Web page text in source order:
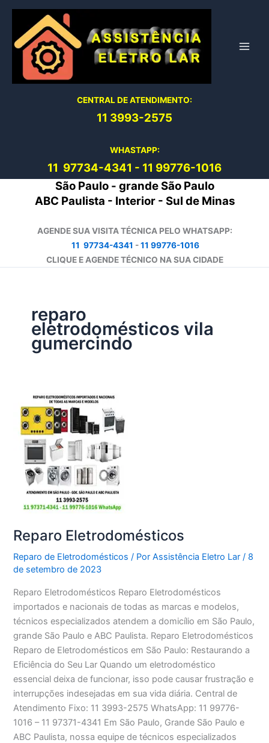
conteúdo
CENTRAL DE ATENDIMENTO:
11 3993-2575
WHASTAPP:
11 97734-4341 - 11 99776-1016
São Paulo - grande São Paulo
ABC Paulista - Interior - Sul de Minas
AGENDE SUA VISITA TÉCNICA PELO WHATSAPP:
11 97734-4341 -11 99776-1016
CLIQUE E AGENDE TÉCNICO NA SUA CIDADE
reparo
eletrodomésticos vila
gumercindo
Reparo Eletrodomésticos
Reparo de Eletrodomésticos / PorAssistência Eletro Lar/ 8
de setembro de 2023
Reparo Eletrodomésticos Reparo Eletrodomésticos
importados e nacionais de todas as marcas e modelos,
técnicos especializados atendem a domicílio em São Paulo,
grande São Paulo e ABC Paulista. Reparo Eletrodomésticos
Reparo de Eletrodomésticos em São Paulo: Restaurando a
Eficiência do Seu Lar Quando um eletrodoméstico
essencial deixa de funcionar, isso pode causar frustração e
interrupções indesejadas em sua vida diária. Central de
Atendimento Fixo: 11 3993-2575 WhatsApp: 11 99776-
1016 – 11 97371-4341 Em São Paulo, Grande São Paulo e
ABC Paulista, nossa equipe de técnicos especializados